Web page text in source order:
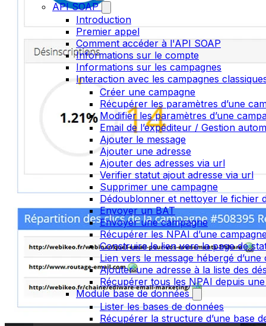
API SOAP
Introduction
Premier appel
Comment accéder à l'API SOAP
Informations sur le compte
Informations sur les campagnes
Interaction avec les campagnes
Créer une campagne
Récupérer les paramètres d’une
Modifier les paramètres d’une
Email de l’expéditeur / Gestion
Ajouter le message
Ajouter une adresse
Ajouter des adresses via url
Verifier statut ajout adresse via url
Supprimer une campagne
Dédoublonner et nettoyer le fichier
Envoyer un BAT
Envoyer une campagne
Récupérer les NPAI d’une
Construire le lien vers la page de
Lien vers le message hébergé d’une
Ajouter une adresse à la liste des
Récupérer tous les NPAI depuis
Module base de données
Lister les bases de données
Récupérer la structure d’une base